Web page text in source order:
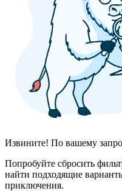
Извините! По вашему
Попробуйте сбросить
найти подходящие
приключения.